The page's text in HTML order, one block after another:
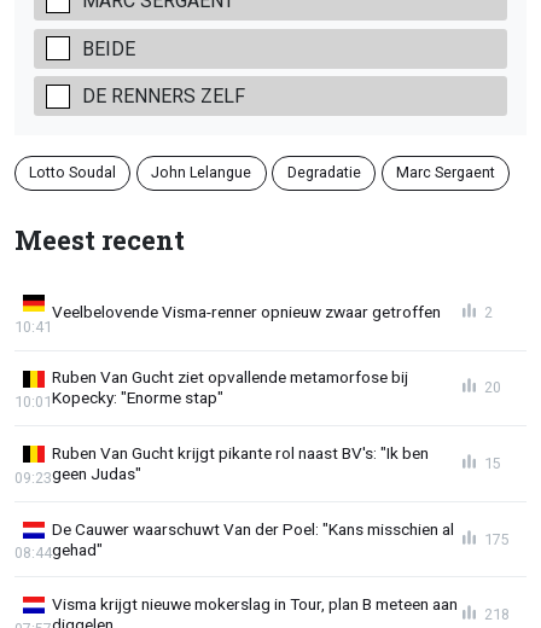
BEIDE
DE RENNERS ZELF
Lotto Soudal John Lelangue Degradatie Marc Sergaent
Meest recent
Veelbelovende Visma-renner opnieuw zwaar getroffen
10:41
2
Ruben Van Gucht ziet opvallende metamorfose bij
Kopecky: "Enorme stap"
10:01
20
Ruben Van Gucht krijgt pikante rol naast BV's: "Ik ben
geen Judas"
09:23
15
De Cauwer waarschuwt Van der Poel: "Kans misschien al
gehad"
08:44
175
Visma krijgt nieuwe mokerslag in Tour, plan B meteen aan
218